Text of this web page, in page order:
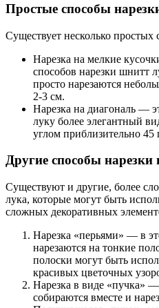
Простые способы
Существует несколько простых
Нарезка на мелкие
способов нарезки шнитт
просто нарезаются
2-3 см.
Нарезка на диагональ —
луку более элегантный
углом приблизительно 45
Другие способы
Существуют и другие, более
лука, которые могут быть
сложных декоративных
Нарезка «перьями» — в
нарезаются на тонкие
полоски могут быть
красивых цветочных
Нарезка в виде «пучка»
собираются вместе и